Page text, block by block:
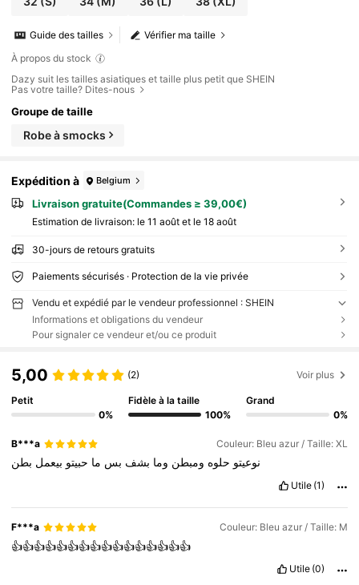
Vérifier ma taille
Guide des tailles
À propos du stock
Dazy suit les tailles asiatiques et taille plus petit que SHEIN
Pas votre taille? Dites-nous
Groupe de taille
Robe à smocks
Expédition à Belgium
Livraison gratuite(Commandes ≥ 39,00€)
Estimation de livraison: le 11 août et le 18 août
30-jours de retours gratuits
Paiements sécurisés · Protection de la vie privée
Vendu et expédié par le vendeur professionnel : SHEIN
Informations et obligations du vendeur
Pour signaler ce vendeur et/ou ce produit
5,00 (2) Voir plus
Petit
0%
Fidèle à la taille
100%
Grand
0%
B***a Couleur: Bleu azur / Taille: XL
نوعيتو حلوه ومبطن وما بشف بس ما حبيتو بيعمل بطن
Utile (1)
F***a Couleur: Bleu azur / Taille: M
👍👍👍👍👍👍👍👍👍👍👍👍👍👍👍👍
Utile (0)